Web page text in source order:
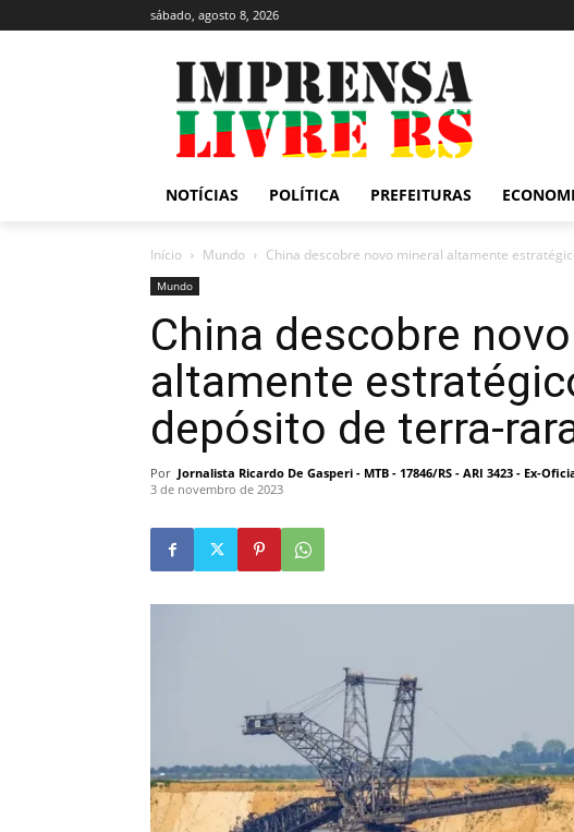
sábado, agosto 8, 2026
NOTÍCIAS POLÍTICA PREFEITURAS
Início Mundo China descobre novo mineral altamente
Mundo
China descobre
altamente
depósito de terra-
Por Jornalista Ricardo De Gasperi - MTB - 17846/RS - ARI 3423 - Ex-
3 de novembro de 2023